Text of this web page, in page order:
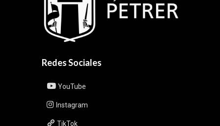
Redes Sociales
YouTube
Instagram
TikTok